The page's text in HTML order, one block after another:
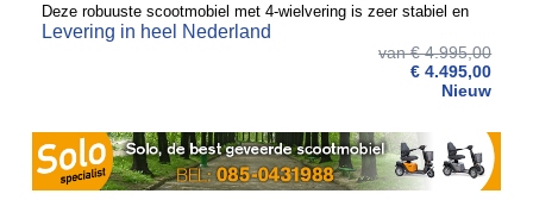
Deze robuuste scootmobiel met 4-wielvering is zeer stabiel en
mede door de grote profielbanden, ook nog eens geschikt ...
Levering in heel Nederland
van € 4.995,00
€ 4.495,00
Nieuw